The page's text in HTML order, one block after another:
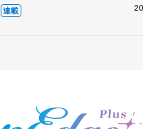
連載